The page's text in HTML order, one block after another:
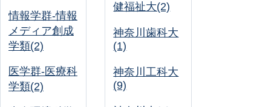
情報学群-情報
メディア創成
学類(2)
医学群-医療科
学類(2)
健福祉大(2)
神奈川歯科大
(1)
神奈川工科大
(9)